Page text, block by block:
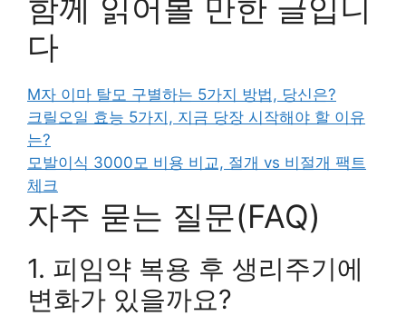
함께 읽어볼 만한 글입니
다
M자 이마 탈모 구별하는 5가지 방법, 당신은?
크릴오일 효능 5가지, 지금 당장 시작해야 할 이유
는?
모발이식 3000모 비용 비교, 절개 vs 비절개 팩트
체크
자주 묻는 질문(FAQ)
1. 피임약 복용 후 생리주기에
변화가 있을까요?